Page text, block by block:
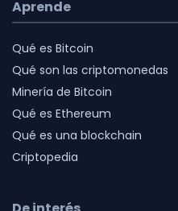
Aprende
Qué es Bitcoin
Qué son las criptomonedas
Minería de Bitcoin
Qué es Ethereum
Qué es una blockchain
Criptopedia